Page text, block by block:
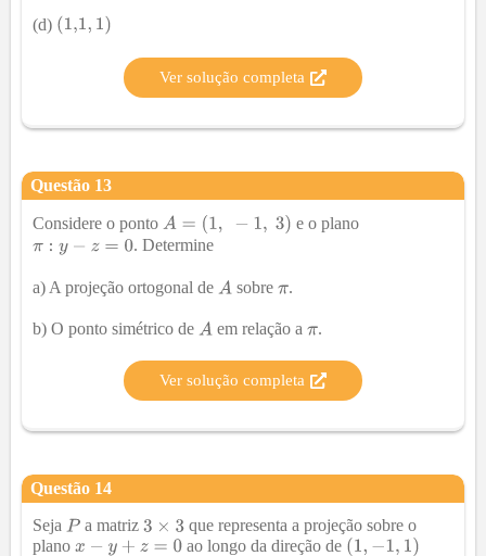
(d)
Ver solução completa
Questão 13
Considere o ponto
e o plano
. Determine
a) A projeção ortogonal de sobre .
b) O ponto simétrico de em relação a .
Ver solução completa
Questão 14
Seja
a matriz
que representa a projeção sobre o
plano
ao longo da direção de